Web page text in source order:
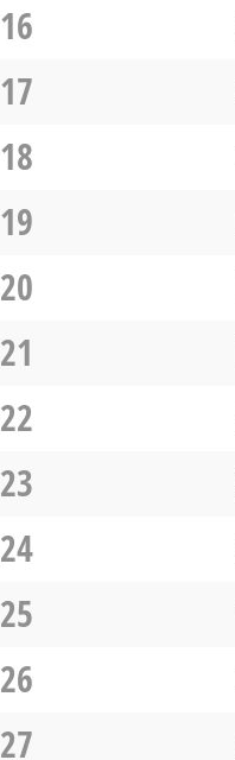
16
17
18
19
20
21
22
23
24
25
26
27